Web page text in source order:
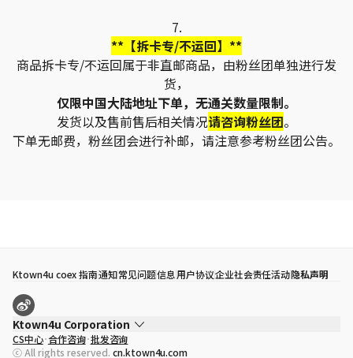
7.
**【拆卡专/不运回】**
商品拆卡专/不运回属于非直邮商品，由粉丝团单独进行发
货，
仅限中国大陆地址下单，无通关数量限制。
发货以及售前售后相关情况请咨询粉丝团。
下单无邮费，粉丝团会进行补邮，请注意参考粉丝团公告。
Ktown4u coex 指南通知常见问题信息用户协议企业社会责任活动隐私声明
Ktown4u Corporation
代表
宋効珉
CS中心 合作咨询 批发咨询
ⓒ All rights reserved. cn.ktown4u.com